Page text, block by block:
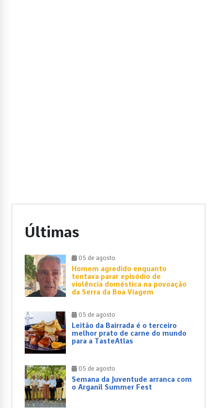
Últimas
05 de agosto
Homem agredido enquanto
tentava parar episódio de
violência doméstica na povoação
da Serra da Boa Viagem
05 de agosto
Leitão da Bairrada é o terceiro
melhor prato de carne do mundo
para a TasteAtlas
05 de agosto
Semana da Juventude arranca com
o Arganil Summer Fest